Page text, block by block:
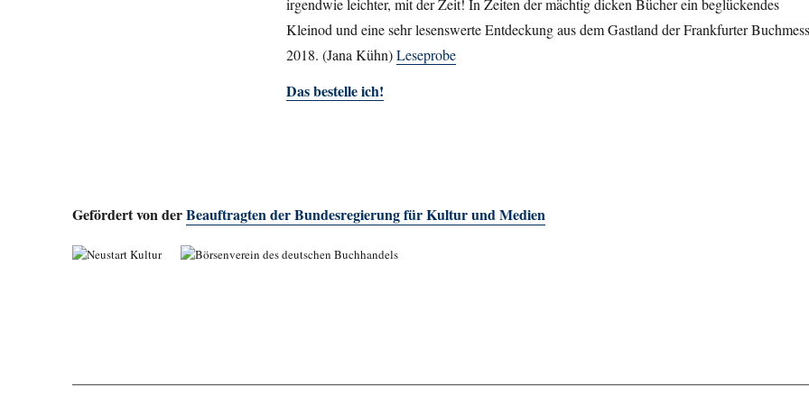
Kleinod und eine sehr lesenswerte Entdeckung aus dem Gastland der Frankfurter
2018. (Jana Kühn)Leseprobe
Das bestelle ich!
Gefördert von derBeauftragten der Bundesregierung für Kultur und Medien